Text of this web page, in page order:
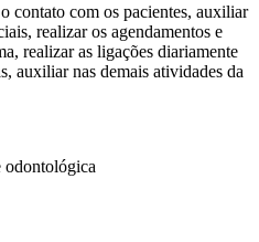
contato com os pacientes, auxiliar
realizar os agendamentos e
realizar as ligações diariamente
auxiliar nas demais atividades da